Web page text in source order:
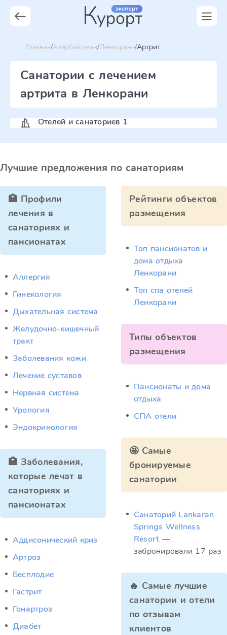
Главная Азербайджан Ленкорань Артрит
Санатории с лечением
артрита в Ленкорани
Отелей и санаториев 1
Лучшие предложения по санаториям
🏥 Профили
лечения в
санаториях и
пансионатах
Аллергия
Гинекология
Дыхательная система
Желудочно-кишечный
тракт
Заболевания кожи
Лечение суставов
Нервная система
Урология
Эндокринология
🏥 Заболевания,
которые лечат в
санаториях и
пансионатах
Аддисонический криз
Артроз
Бесплодие
Гастрит
Гонартроз
Диабет
Рейтинги объектов
размещения
Топ пансионатов и
дома отдыха
Ленкорани
Топ спа отелей
Ленкорани
Типы объектов
размещения
Пансионаты и дома
отдыха
СПА отели
🤩 Самые
бронируемые
санатории
Санаторий Lankaran
Springs Wellness
Resort —
забронировали 17 раз
🔥 Самые лучшие
санатории и отели
по отзывам
клиентов